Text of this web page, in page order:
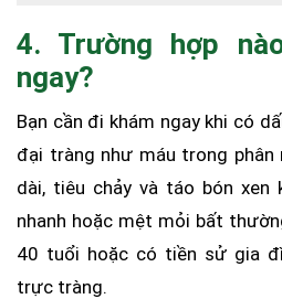
4. Trường hợp
ngay?
Bạn cần đi khám ngay khi có
đại tràng như máu trong phân
dài, tiêu chảy và táo bón xen
nhanh hoặc mệt mỏi bất
40 tuổi hoặc có tiền sử gia
trực tràng.